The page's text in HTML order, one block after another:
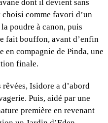
dont il devient sans
choisi comme favori d’un
poudre à canon, puis
fait bouffon, avant d’enfin
compagnie de Pinda, une
finale.
Isidore a d’abord
Puis, aidé par une
première en revenant